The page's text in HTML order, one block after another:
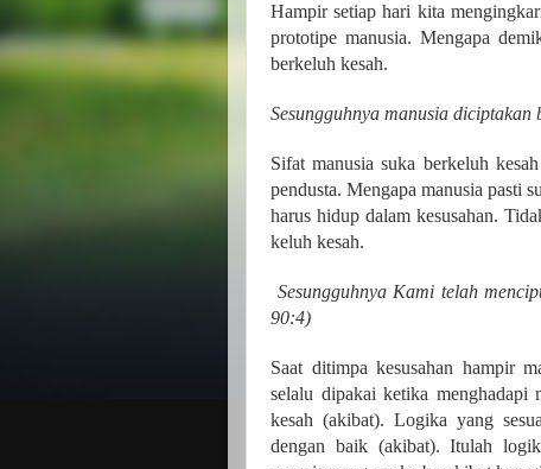
Hampir setiap hari kita
prototipe manusia. Mengapa
berkeluh kesah.
Sesungguhnya manusia
Sifat manusia suka berkeluh
pendusta. Mengapa manusia pasti
harus hidup dalam kesusahan.
keluh kesah.
Sesungguhnya Kami telah
90:4)
Saat ditimpa kesusahan hampir
selalu dipakai ketika menghadapi
kesah (akibat). Logika yang
dengan baik (akibat). Itulah